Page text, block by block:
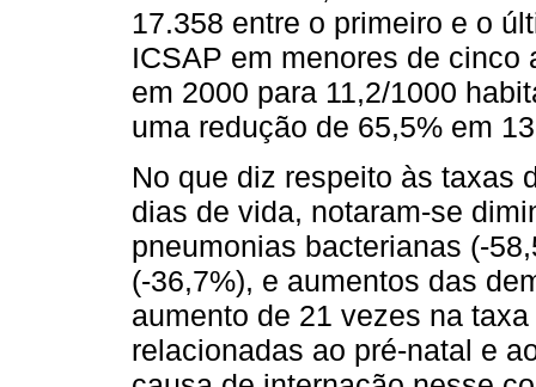
17.358 entre o primeiro e o
ICSAP em menores de
em 2000 para 11,2/1000
uma redução de 65,5% em
No que diz respeito às taxas
dias de vida, notaram-se
pneumonias bacterianas (-
(-36,7%), e aumentos das
aumento de 21 vezes na
relacionadas ao pré-natal e